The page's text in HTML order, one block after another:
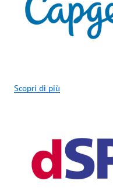
Scopri di più